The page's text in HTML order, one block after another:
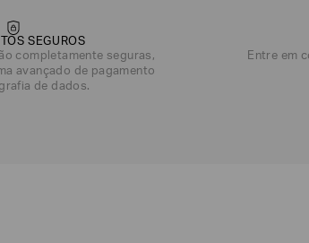
SEGUROS
completamente seguras,
avançado de pagamento
de dados.
Entre em